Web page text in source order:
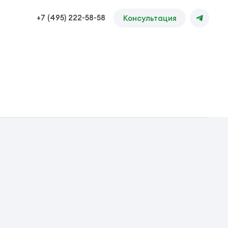
+7 (495) 222-58-58 Консультация